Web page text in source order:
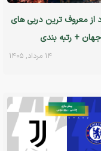
از معروف ترین دربی های
+ رتبه بندی
۱۴ مرداد, ۱۴۰۵